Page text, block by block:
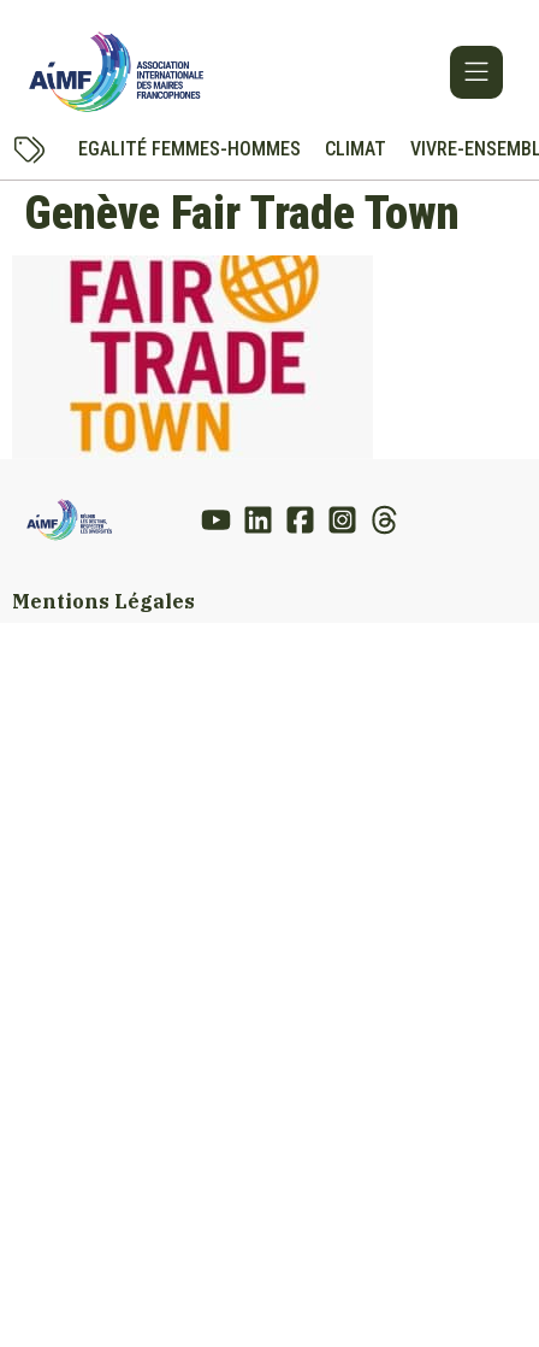
EGALITÉ FEMMES-HOMMES CLIMAT VIVRE-
Genève Fair Trade Town
Mentions Légales